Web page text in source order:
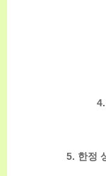
5. 한정